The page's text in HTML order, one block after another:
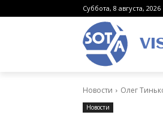
Суббота, 8 августа, 2026
Новости Олег
Новости